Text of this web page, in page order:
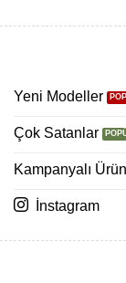
Yeni Modeller
Çok Satanlar
Kampanyalı
İnstagram